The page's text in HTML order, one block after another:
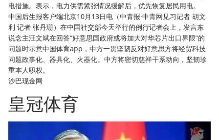
电措施。表示，电力供需紧张情况缓解后，优先恢复居民用电。
中国后生报客户端北京10月13日电（中青报·中青网见习记者 胡文
利 记者 张丹珊）在中国社交部今天举行的例行记者会上，发言东
说念主汪文斌在回答“好意思国政府或将加大对华芯片出口界限”的
问题时示意中国体育app，中方一贯坚韧反对好意思方将经贸科技
问题政事化、器具化、火器化。中方将密切慈祥干系动向，坚韧珍
重本人职权。
沙巴现金网
皇冠体育